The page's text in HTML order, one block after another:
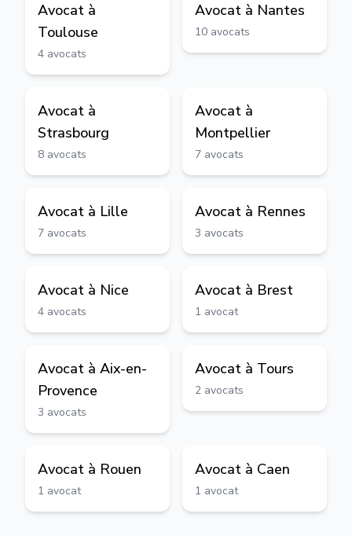
Avocat à
Toulouse
4 avocats
Avocat à Nantes
10 avocats
Avocat à
Strasbourg
8 avocats
Avocat à
Montpellier
7 avocats
Avocat à Lille
7 avocats
Avocat à Rennes
3 avocats
Avocat à Nice
4 avocats
Avocat à Brest
1 avocat
Avocat à Aix-en-
Provence
3 avocats
Avocat à Tours
2 avocats
Avocat à Rouen
1 avocat
Avocat à Caen
1 avocat